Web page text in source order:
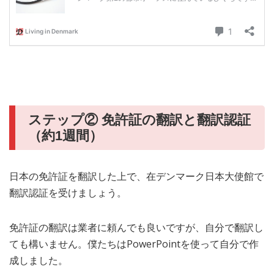
ステップ② 免許証の翻訳と翻訳認証
（約1週間）
日本の免許証を翻訳した上で、在デンマーク日本大使館で
翻訳認証を受けましょう。
免許証の翻訳は業者に頼んでも良いですが、自分で翻訳し
ても構いません。僕たちはPowerPointを使って自分で作
成しました。